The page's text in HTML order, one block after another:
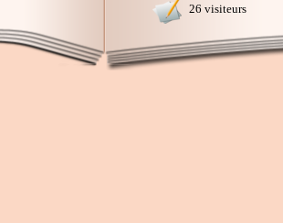
26 visiteurs